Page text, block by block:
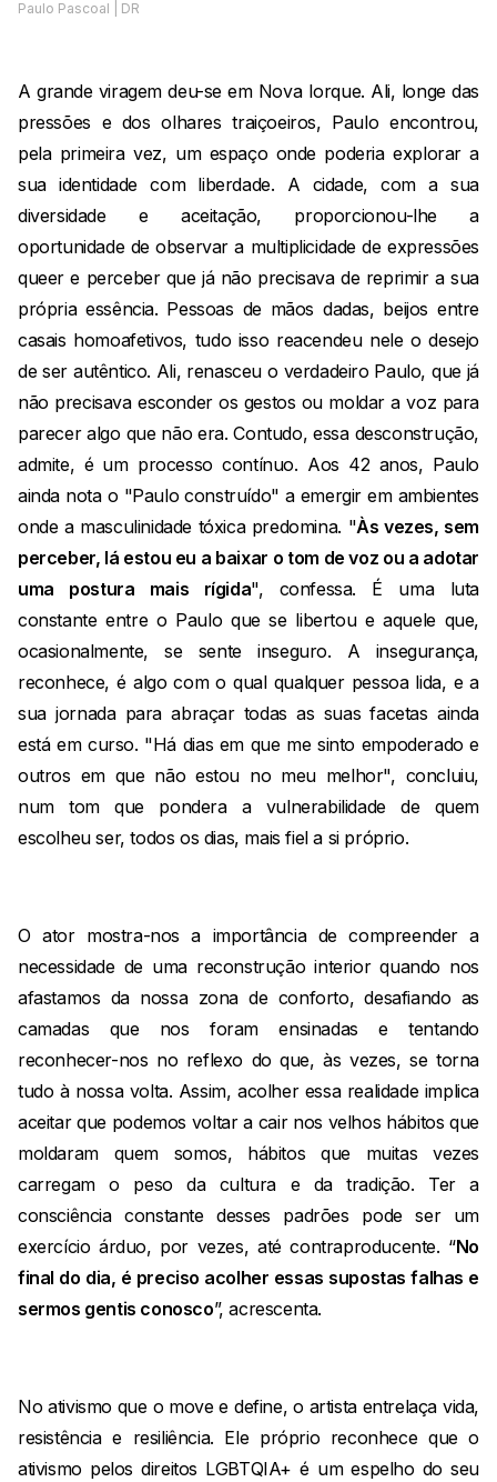
Paulo Pascoal | DR
A grande viragem deu-se em Nova Iorque. Ali, longe das
pressões e dos olhares traiçoeiros, Paulo encontrou,
pela primeira vez, um espaço onde poderia explorar a
sua identidade com liberdade. A cidade, com a sua
diversidade e aceitação, proporcionou-lhe a
oportunidade de observar a multiplicidade de expressões
queer e perceber que já não precisava de reprimir a sua
própria essência. Pessoas de mãos dadas, beijos entre
casais homoafetivos, tudo isso reacendeu nele o desejo
de ser autêntico. Ali, renasceu o verdadeiro Paulo, que já
não precisava esconder os gestos ou moldar a voz para
parecer algo que não era. Contudo, essa desconstrução,
admite, é um processo contínuo. Aos 42 anos, Paulo
ainda nota o "Paulo construído" a emergir em ambientes
onde a masculinidade tóxica predomina. "Às vezes, sem
perceber, lá estou eu a baixar o tom de voz ou a adotar
uma postura mais rígida", confessa. É uma luta
constante entre o Paulo que se libertou e aquele que,
ocasionalmente, se sente inseguro. A insegurança,
reconhece, é algo com o qual qualquer pessoa lida, e a
sua jornada para abraçar todas as suas facetas ainda
está em curso. "Há dias em que me sinto empoderado e
outros em que não estou no meu melhor", concluiu,
num tom que pondera a vulnerabilidade de quem
escolheu ser, todos os dias, mais fiel a si próprio.
O ator mostra-nos a importância de compreender a
necessidade de uma reconstrução interior quando nos
afastamos da nossa zona de conforto, desafiando as
camadas que nos foram ensinadas e tentando
reconhecer-nos no reflexo do que, às vezes, se torna
tudo à nossa volta. Assim, acolher essa realidade implica
aceitar que podemos voltar a cair nos velhos hábitos que
moldaram quem somos, hábitos que muitas vezes
carregam o peso da cultura e da tradição. Ter a
consciência constante desses padrões pode ser um
exercício árduo, por vezes, até contraproducente. “No
final do dia, é preciso acolher essas supostas falhas e
sermos gentis conosco”, acrescenta.
No ativismo que o move e define, o artista entrelaça vida,
resistência e resiliência. Ele próprio reconhece que o
ativismo pelos direitos LGBTQIA+ é um espelho do seu